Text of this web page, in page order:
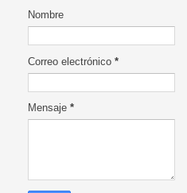
Nombre
Correo electrónico *
Mensaje *